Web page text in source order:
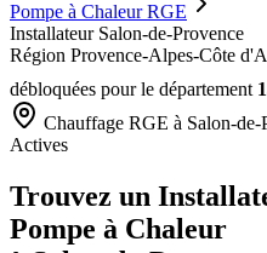
Pompe à Chaleur RGE
Installateur Salon-de-Provence
Région Provence-Alpes-Côte
débloquées pour le département
Chauffage RGE à Salon-de-
Actives
Trouvez un
Pompe à Chaleur